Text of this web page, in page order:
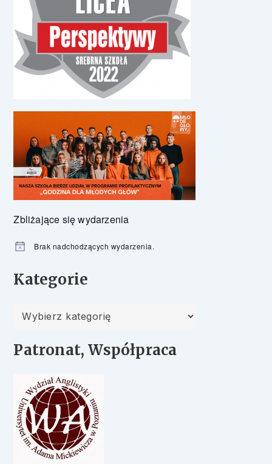
Zbliżające się wydarzenia
Powiadomienie
Brak nadchodzących wydarzenia.
Kategorie
Kategorie
Patronat, Współpraca